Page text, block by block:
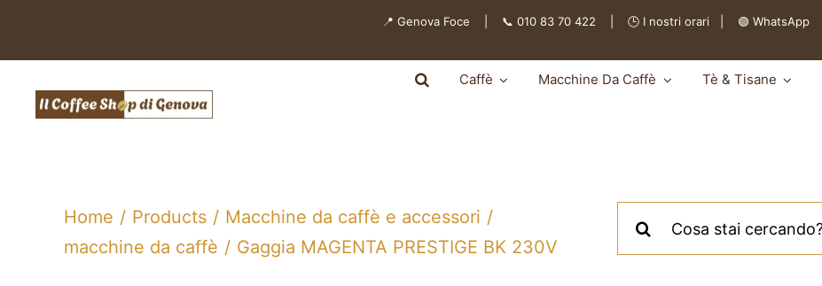
contenuto
📍 Genova Foce | 📞 010 83 70 422 | 🕒 I nostri orari 🟢 WhatsApp
Caffè Macchine Da Caffè Tè & Tisane
Home Products
Macchine da caffè e accessori
macchine da caffè
Gaggia MAGENTA PRESTIGE BK 230V
per: